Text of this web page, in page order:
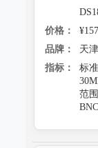
价格：
品牌：
天
指标：
标
范